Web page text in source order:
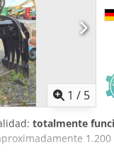
1 / 5
totalmente